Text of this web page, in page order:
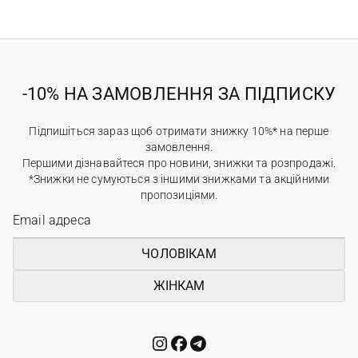
-10% НА ЗАМОВЛЕННЯ ЗА ПІДПИСКУ
Підпишіться зараз щоб отримати знижку 10%* на перше
замовлення.
Першими дізнавайтеся про новини, знижки та розпродажі.
*Знижки не сумуються з іншими знижками та акційними
пропозиціями.
ЧОЛОВІКАМ
ЖІНКАМ